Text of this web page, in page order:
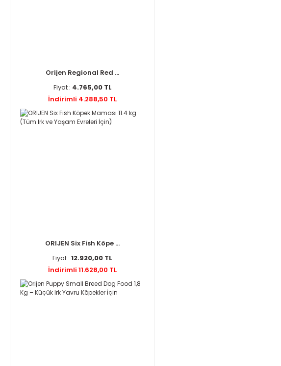
Orijen Regional Red ...
Fiyat : 4.765,00 TL
İndirimli 4.288,50 TL
ORIJEN Six Fish Köpe ...
Fiyat : 12.920,00 TL
İndirimli 11.628,00 TL